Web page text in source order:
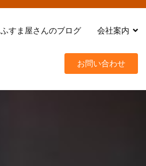
ふすま屋さんのブログ 会社案内
お問い合わせ